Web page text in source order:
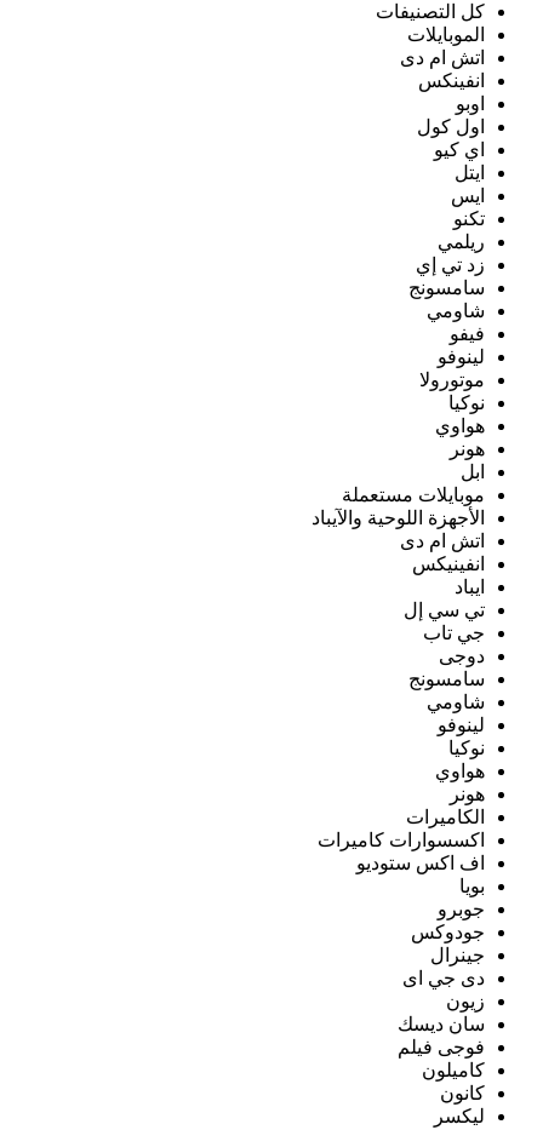
كل التصنيفات
الموبايلات
اتش ام دى
انفينكس
اوبو
اول كول
اي كيو
ايتل
ايس
تكنو
ريلمي
زد تي إي
سامسونج
شاومي
فيفو
لينوفو
موتورولا
نوكيا
هواوي
هونر
ابل
موبايلات مستعملة
الأجهزة اللوحية والآيباد
اتش ام دى
انفينيكس
ايباد
تي سي إل
جي تاب
دوجى
سامسونج
شاومي
لينوفو
نوكيا
هواوي
هونر
الكاميرات
اكسسوارات كاميرات
اف اكس ستوديو
بويا
جوبرو
جودوكس
جينرال
دى جي اى
زيون
سان ديسك
فوجى فيلم
كاميلون
كانون
ليكسر